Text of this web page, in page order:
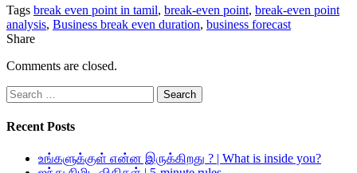
Tags break even point in tamil, break-even point, break-even point
analysis, Business break even duration, business forecast
Share
Comments are closed.
Search
for:
Recent Posts
உங்களுக்குள் என்ன இருக்கிறது ? | What is inside you?